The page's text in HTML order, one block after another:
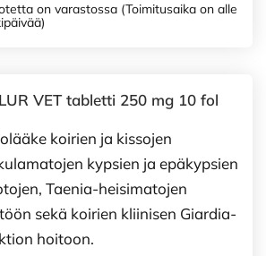
on varastossa (Toimitusaika on alle
VET tabletti 250 mg 10 fol
koirien ja kissojen
kypsien ja epäkypsien
Taenia-heisimatojen
sekä koirien kliinisen Giardia-
hoitoon.